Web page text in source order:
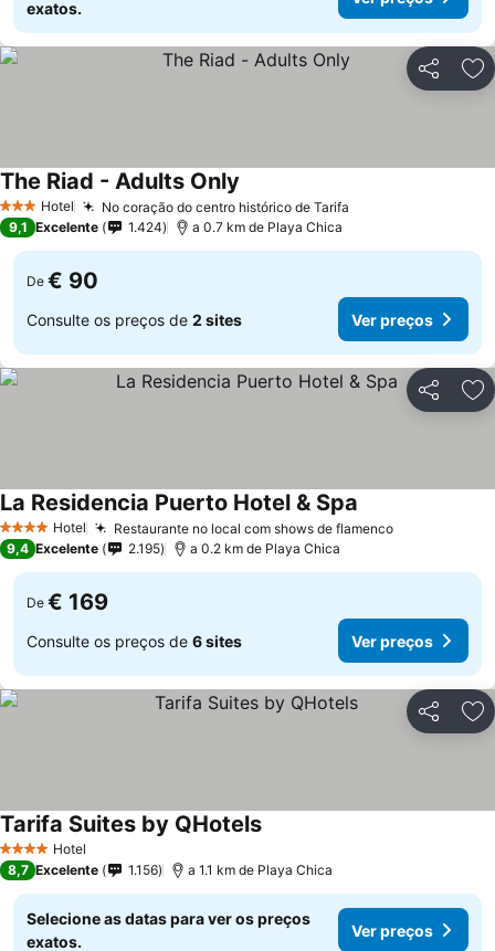
exatos.
Partilhar
3 EstrelasHotel No coração do centro histórico de Tarifa
The Riad - Adults Only
9,1 Excelente 1.424 a 0.7 km de Playa Chica
De € 90
Consulte os preços de 2 sites Ver preços
Partilhar
4 EstrelasHotel Restaurante no local com shows de flamenco
La Residencia Puerto Hotel & Spa
9,4 Excelente 2.195 a 0.2 km de Playa Chica
De € 169
Consulte os preços de 6 sites Ver preços
Partilhar
4 EstrelasHotel
Tarifa Suites by QHotels
8,7 Excelente 1.156 a 1.1 km de Playa Chica
Selecione as datas para ver os preços
exatos.
Ver preços